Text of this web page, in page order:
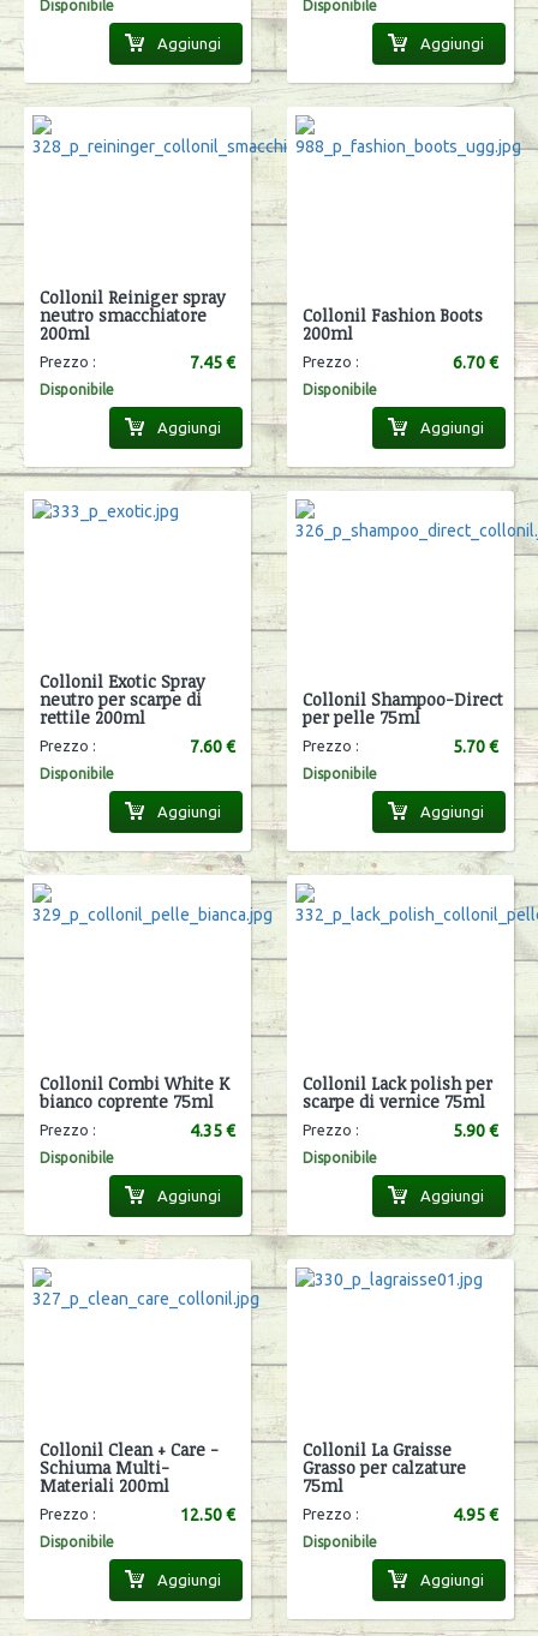
Disponibile
Aggiungi
Disponibile
Aggiungi
Collonil Reiniger spray
neutro smacchiatore
200ml
Prezzo : 7.45 €
Disponibile
Aggiungi
Collonil Fashion Boots
200ml
Prezzo : 6.70 €
Disponibile
Aggiungi
Collonil Exotic Spray
neutro per scarpe di
rettile 200ml
Prezzo : 7.60 €
Disponibile
Aggiungi
Collonil Shampoo-Direct
per pelle 75ml
Prezzo : 5.70 €
Disponibile
Aggiungi
Collonil Combi White K
bianco coprente 75ml
Prezzo : 4.35 €
Disponibile
Aggiungi
Collonil Lack polish per
scarpe di vernice 75ml
Prezzo : 5.90 €
Disponibile
Aggiungi
Collonil Clean + Care -
Schiuma Multi-
Materiali 200ml
Prezzo : 12.50 €
Disponibile
Aggiungi
Collonil La Graisse
Grasso per calzature
75ml
Prezzo : 4.95 €
Disponibile
Aggiungi